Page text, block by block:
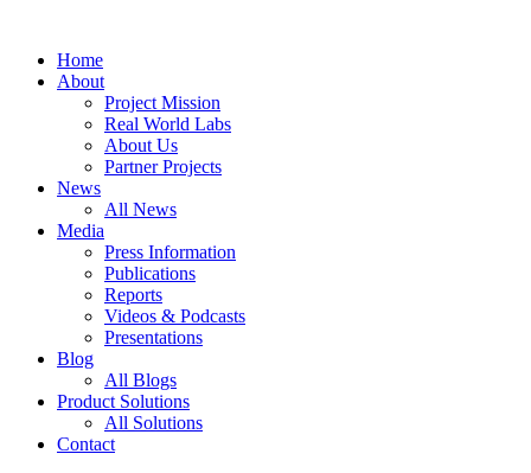
springenHome
About
Project Mission
Real World Labs
About Us
Partner Projects
News
All News
Media
Press Information
Publications
Reports
Videos & Podcasts
Presentations
Blog
All Blogs
Product Solutions
All Solutions
Contact